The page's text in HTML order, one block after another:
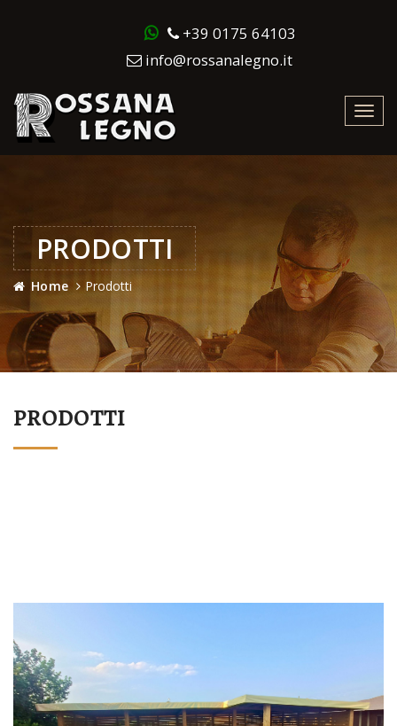
+39 0175 64103
info@rossanalegno.it
PRODOTTI
Home Prodotti
PRODOTTI